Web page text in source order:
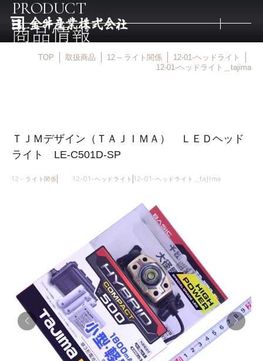
取扱メーカー
金井産業の強み
お知らせ
採用情報
PRODUCT
商品情報
TOP 取扱商品 12 – ライト関係
12-01-ヘッドライト
12-01-ヘッドライト＿tajima
ＴＪＭデザイン（ＴＡＪＩＭＡ） ＬＥＤヘッド
ライト LE-C501D-SP
12 – ライト関係 12-01-ヘッドライト 12-01-ヘッドライト＿tajima